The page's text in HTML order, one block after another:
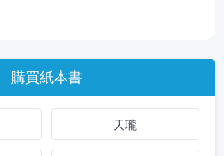
購買紙本書
天瓏